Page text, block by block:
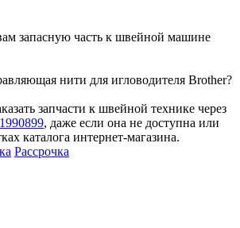
запасную часть к швейной машине
нити для игловодителя Brother?
запчасти к швейной технике через
, даже если она не доступна или
каталога интернет-магазина.
Рассрочка